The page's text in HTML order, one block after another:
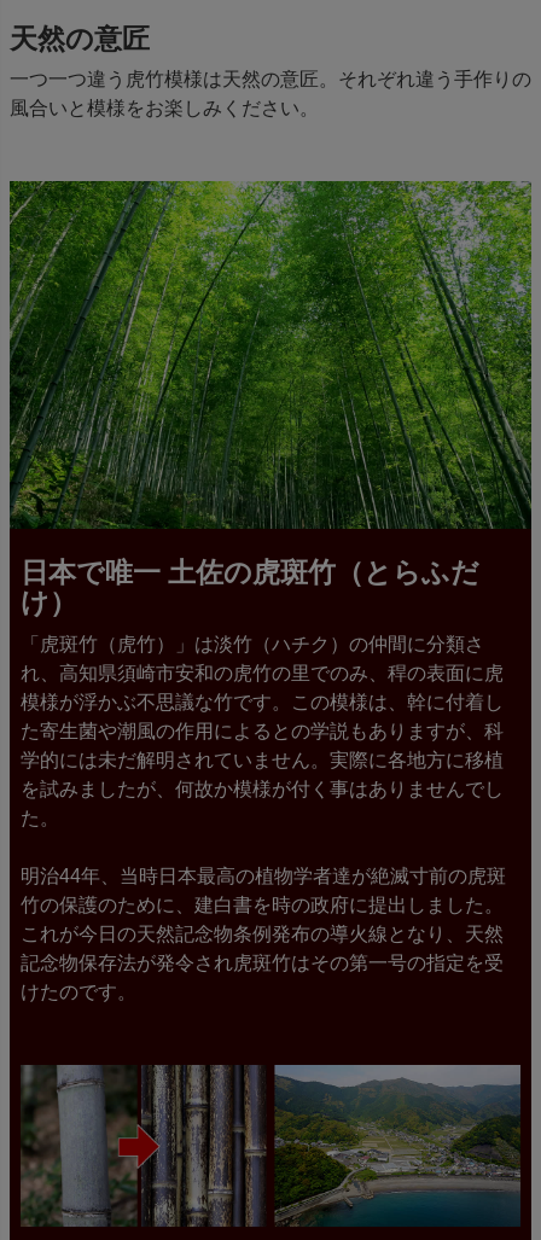
天然の意匠
一つ一つ違う虎竹模様は天然の意匠。それぞれ違う手作りの
風合いと模様をお楽しみください。
日本で唯一 土佐の虎斑竹（とらふだ
け）
「虎斑竹（虎竹）」は淡竹（ハチク）の仲間に分類さ
れ、高知県須崎市安和の虎竹の里でのみ、稈の表面に虎
模様が浮かぶ不思議な竹です。この模様は、幹に付着し
た寄生菌や潮風の作用によるとの学説もありますが、科
学的には未だ解明されていません。実際に各地方に移植
を試みましたが、何故か模様が付く事はありませんでし
た。
明治44年、当時日本最高の植物学者達が絶滅寸前の虎斑
竹の保護のために、建白書を時の政府に提出しました。
これが今日の天然記念物条例発布の導火線となり、天然
記念物保存法が発令され虎斑竹はその第一号の指定を受
けたのです。